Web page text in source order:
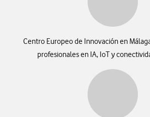
cada vez más competitivo. La IA agéntica
operaciones empresariales, y lo que debes
ahora mismo es cuándo y con qué
Centro Europeo de Innovación en
profesionales en IA, IoT y